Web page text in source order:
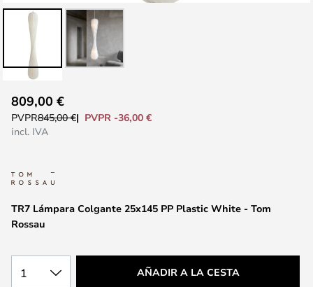
al
comienzo
galería
imágenes
TR7 Lámpara Colgante 25x145 PP Plastic White - Tom
Rossau
809,00 €
PVPR845,00 €
PVPR -36,00 €
incl. IVA
1 AÑADIR A LA CESTA